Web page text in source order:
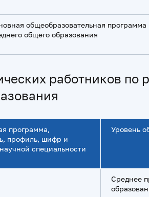
общеобразовательная программа
общего образования
работников
программа,
профиль, шифр и
специальности
Уровень
Среднее